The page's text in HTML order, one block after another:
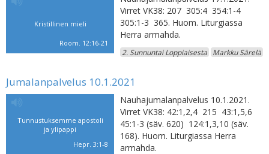
Kristillinen mieli
Room. 12:16-21
Virret VK38: 207 305:4 354:1-4
305:1-3 365. Huom. Liturgiassa
Herra armahda.
2. Sunnuntai Loppiaisesta Markku Särelä
Jumalanpalvelus 10.1.2021
Tunnustuksemme apostoli
ja ylipappi
Hepr. 3:1-8
Nauhajumalanpalvelus 10.1.2021.
Virret VK38: 42:1,2,4 215 43:1,5,6
45:1-3 (säv. 620) 124:1,3,10 (säv.
168). Huom. Liturgiassa Herra
armahda.